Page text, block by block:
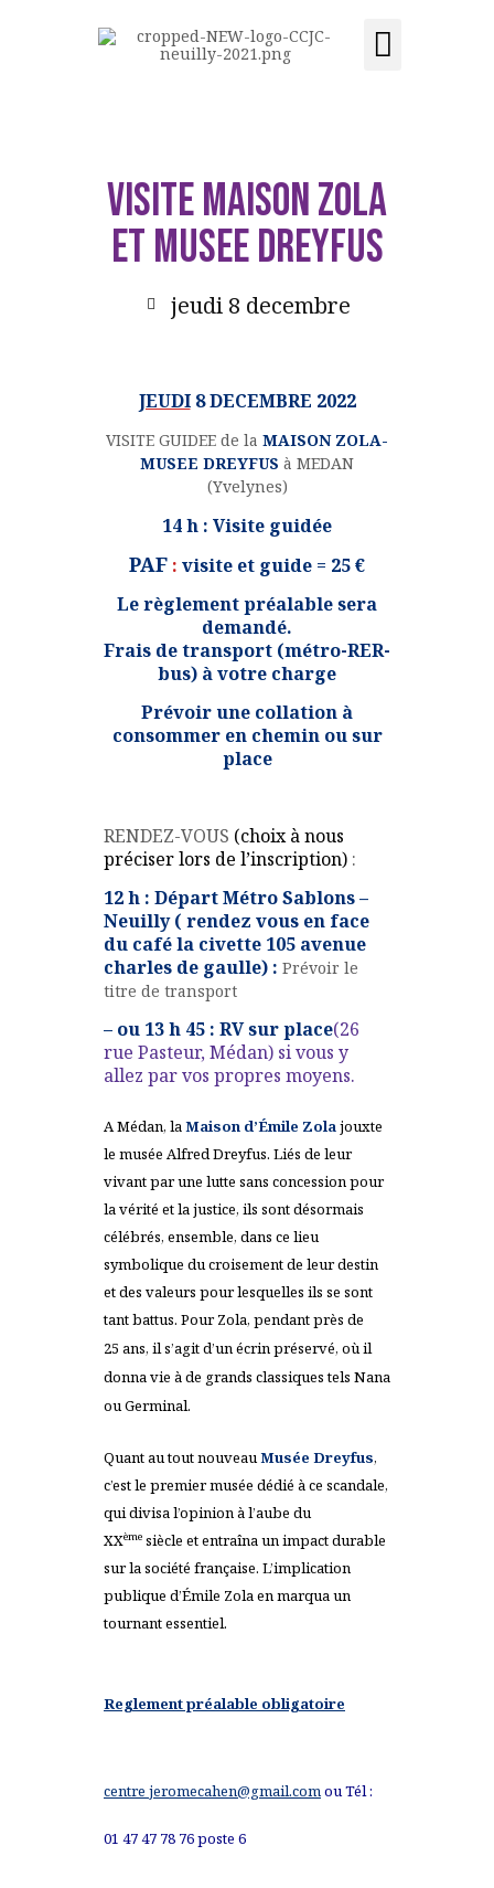
ACCUEIL
LE CENTRE
ÉVÉNEMENTS
LOCATION DE SALLE
ACQUISITION DU
CENTRE
DONS
VISITE Maison ZOLA
ET MUSEE DREYFUS
jeudi 8 decembre
JEUDI8 DECEMBRE 2022
VISITE GUIDEE de la MAISON ZOLA-
MUSEE DREYFUS à MEDAN
(Yvelynes)
14 h : Visite guidée
PAF : visite et guide = 25 €
Le règlement préalable sera
demandé.
Frais de transport (métro-RER-
bus) à votre charge
Prévoir une collation à
consommer en chemin ou sur
place
RENDEZ-VOUS (choix à nous
préciser lors de l’inscription) :
12 h : Départ Métro Sablons –
Neuilly ( rendez vous en face
du café la civette 105 avenue
charles de gaulle) : Prévoir le
titre de transport
– ou 13 h 45 : RV sur place(26
rue Pasteur, Médan) si vous y
allez par vos propres moyens.
A Médan, laMaison d’Émile Zolajouxte
le musée Alfred Dreyfus. Liés de leur
vivant par une lutte sans concession pour
la vérité et la justice, ils sont désormais
célébrés, ensemble, dans ce lieu
symbolique du croisement de leur destin
et des valeurs pour lesquelles ils se sont
tant battus. Pour Zola, pendant près de
25 ans, il s’agit d’un écrin préservé, où il
donna vie à de grands classiques tels Nana
ou Germinal.
Quant au tout nouveauMusée Dreyfus,
c’est le premier musée dédié à ce scandale,
qui divisa l’opinion à l’aube du
XXème siècle et entraîna un impact durable
sur la société française. L’implication
publique d’Émile Zola en marqua un
tournant essentiel.
Reglement préalable obligatoire
centre jeromecahen@gmail.comou Tél :
01 47 47 78 76 poste 6